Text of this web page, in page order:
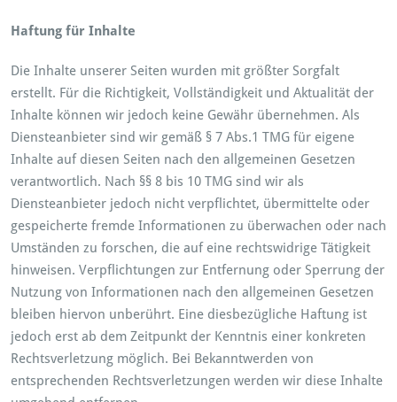
Haftung für Inhalte
Die Inhalte unserer Seiten wurden mit größter Sorgfalt
erstellt. Für die Richtigkeit, Vollständigkeit und Aktualität der
Inhalte können wir jedoch keine Gewähr übernehmen. Als
Diensteanbieter sind wir gemäß § 7 Abs.1 TMG für eigene
Inhalte auf diesen Seiten nach den allgemeinen Gesetzen
verantwortlich. Nach §§ 8 bis 10 TMG sind wir als
Diensteanbieter jedoch nicht verpflichtet, übermittelte oder
gespeicherte fremde Informationen zu überwachen oder nach
Umständen zu forschen, die auf eine rechtswidrige Tätigkeit
hinweisen. Verpflichtungen zur Entfernung oder Sperrung der
Nutzung von Informationen nach den allgemeinen Gesetzen
bleiben hiervon unberührt. Eine diesbezügliche Haftung ist
jedoch erst ab dem Zeitpunkt der Kenntnis einer konkreten
Rechtsverletzung möglich. Bei Bekanntwerden von
entsprechenden Rechtsverletzungen werden wir diese Inhalte